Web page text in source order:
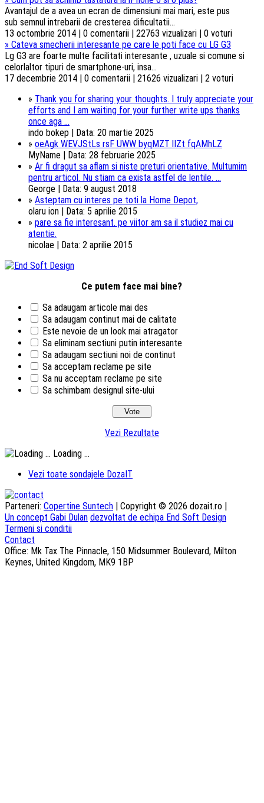
Avantajul de a avea un ecran de dimensiuni mai mari, este pus
sub semnul intrebarii de cresterea dificultatii...
13 octombrie 2014 | 0 comentarii | 22763 vizualizari | 0 voturi
» Cateva smecherii interesante pe care le poti face cu LG G3
Lg G3 are foarte multe facilitati interesante , uzuale si comune si
celorlaltor tipuri de smartphone-uri, insa...
17 decembrie 2014 | 0 comentarii | 21626 vizualizari | 2 voturi
» Thank you for sharing your thoughts. I truly appreciate your
efforts and I am waiting for your further write ups thanks
once aga ...
indo bokep | Data: 20 martie 2025
» oeAgk WEVJStLs rsF UWW byqMZT lIZt fqAMhLZ
MyName | Data: 28 februarie 2025
» Ar fi dragut sa aflam si niste preturi orientative. Multumim
pentru articol. Nu stiam ca exista astfel de lentile. ...
George | Data: 9 august 2018
» Asteptam cu interes pe toti la Home Depot,
olaru ion | Data: 5 aprilie 2015
» pare sa fie interesant. pe viitor am sa il studiez mai cu
atentie.
nicolae | Data: 2 aprilie 2015
Ce putem face mai bine?
Sa adaugam articole mai des
Sa adaugam continut mai de calitate
Este nevoie de un look mai atragator
Sa eliminam sectiuni putin interesante
Sa adaugam sectiuni noi de continut
Sa acceptam reclame pe site
Sa nu acceptam reclame pe site
Sa schimbam designul site-ului
Vezi Rezultate
Loading ...
Vezi toate sondajele DozaIT
Parteneri: Copertine Suntech | Copyright © 2026 dozait.ro |
Un concept Gabi Dulan dezvoltat de echipa End Soft Design
Termeni si conditii
Contact
Office: Mk Tax The Pinnacle, 150 Midsummer Boulevard, Milton
Keynes, United Kingdom, MK9 1BP